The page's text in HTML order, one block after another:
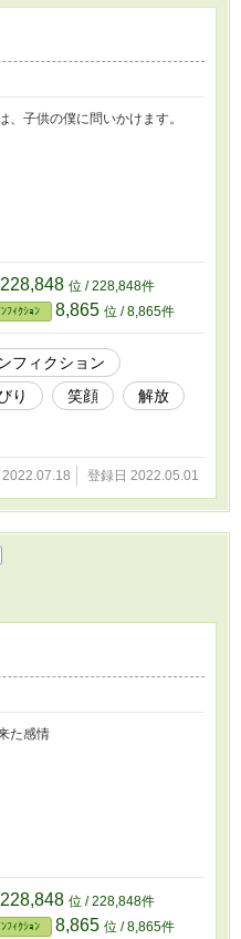
、子供の僕に問いかけます。
228,848 位 / 228,848件
ﾌｨｸｼｮﾝ 8,865 位 / 8,865件
フィクション
り 笑顔
解放
登録日 2022.05.01
た感情
228,848 位 / 228,848件
ﾌｨｸｼｮﾝ 8,865 位 / 8,865件